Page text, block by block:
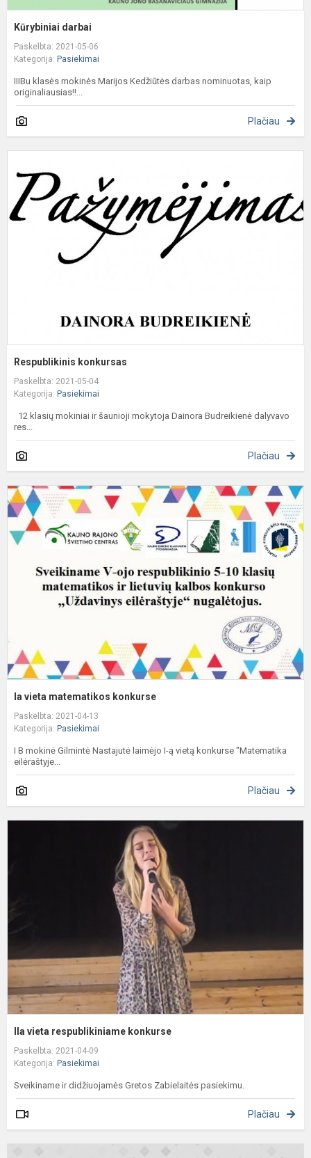
Kūrybiniai darbai
Paskelbta: 2021-05-06
Kategorija: Pasiekimai
IIIBu klasės mokinės Marijos Kedžiūtės darbas nominuotas, kaip
originaliausias!!...
Plačiau
Respublikinis konkursas
Paskelbta: 2021-05-04
Kategorija: Pasiekimai
12 klasių mokiniai ir šaunioji mokytoja Dainora Budreikienė dalyvavo
res...
Plačiau
Ia vieta matematikos konkurse
Paskelbta: 2021-04-13
Kategorija: Pasiekimai
I B mokinė Gilmintė Nastajutė laimėjo I-ą vietą konkurse "Matematika
eilėraštyje...
Plačiau
IIa vieta respublikiniame konkurse
Paskelbta: 2021-04-09
Kategorija: Pasiekimai
Sveikiname ir didžiuojamės Gretos Zabielaitės pasiekimu.
Plačiau